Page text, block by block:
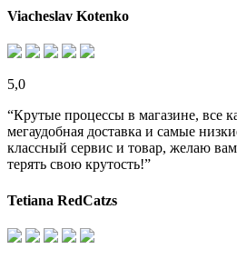
Viacheslav Kotenko
5,0
“Крутые процессы в магазине, все
мегаудобная доставка и самые
классный сервис и товар, желаю
терять свою крутость!”
Tetiana RedCatzs